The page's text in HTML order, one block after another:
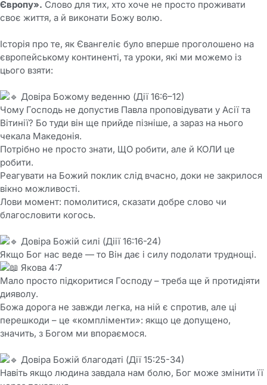
Європу». Слово для тих, хто хоче не просто проживати
своє життя, а й виконати Божу волю.
Історія про те, як Євангеліє було вперше проголошено на
європейському континенті, та уроки, які ми можемо із
цього взяти:
Довіра Божому веденню (Дії 16:6–12)
Чому Господь не допустив Павла проповідувати у Асії та
Вітинії? Бо туди він ще прийде пізніше, а зараз на нього
чекала Македонія.
Потрібно не просто знати, ЩО робити, але й КОЛИ це
робити.
Реагувати на Божий поклик слід вчасно, доки не закрилося
вікно можливості.
Лови момент: помолитися, сказати добре слово чи
благословити когось.
Довіра Божій силі (Діії 16:16-24)
Якщо Бог нас веде — то Він дає і силу подолати труднощі.
Якова 4:7
Мало просто підкоритися Господу – треба ще й протидіяти
дияволу.
Божа дорога не завжди легка, на ній є спротив, але ці
перешкоди – це «компліменти»: якщо це допущено,
значить, з Богом ми впораємося.
Довіра Божій благодаті (Дії 15:25-34)
Навіть якщо людина завдала нам болю, Бог може змінити її